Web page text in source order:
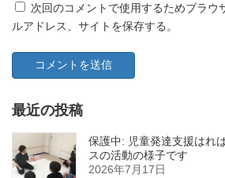
次回のコメントで使用するためブラウ
ルアドレス、サイトを保存する。
最近の投稿
保護中: 児童発達支援はれ
スの活動の様子です
2026年7月17日